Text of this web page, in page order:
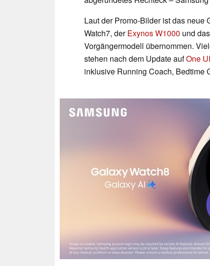
Laut der Promo-Bilder ist das neue
Watch7, derExynos W1000 und
Vorgängermodell übernommen.
stehen nach dem Update aufOne
inklusive Running Coach, Bedtime